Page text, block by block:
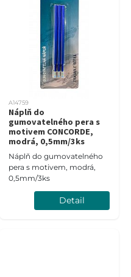
A14759
Náplň do
gumovatelného pera s
motivem CONCORDE,
modrá, 0,5mm/3ks
Náplň do gumovatelného
pera s motivem, modrá,
0,5mm/3ks
Detail